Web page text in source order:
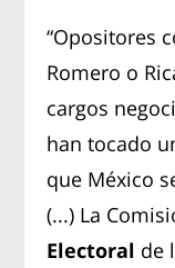
“Opositores
Romero o
cargos
han tocado
que México
(...) La
Electoral de